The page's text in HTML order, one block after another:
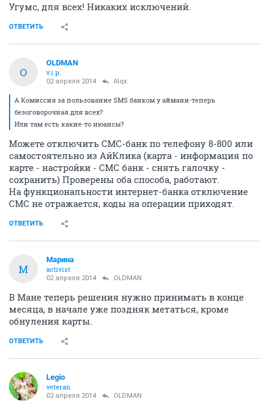
Угумс, для всех! Никаких исключений.
ОТВЕТИТЬ
O
OLDMAN
v.i.p.
02 апреля 2014 Alqx
А Комиссия за пользование SMS банком у аймани-теперь
безоговорочная для всех?
Или там есть какие-то нюансы?
Можете отключить СМС-банк по телефону 8-800 или
самостоятельно из АйКлика (карта - информация по
карте - настройки - СМС банк - снять галочку -
сохранить) Проверены оба способа, работают.
На функциональности интернет-банка отключение
СМС не отражается, коды на операции приходят.
ОТВЕТИТЬ
М
Маринa
activist
02 апреля 2014 OLDMAN
В Мане теперь решения нужно принимать в конце
месяца, в начале уже поздняк метаться, кроме
обнуления карты.
ОТВЕТИТЬ
Legio
veteran
02 апреля 2014 OLDMAN